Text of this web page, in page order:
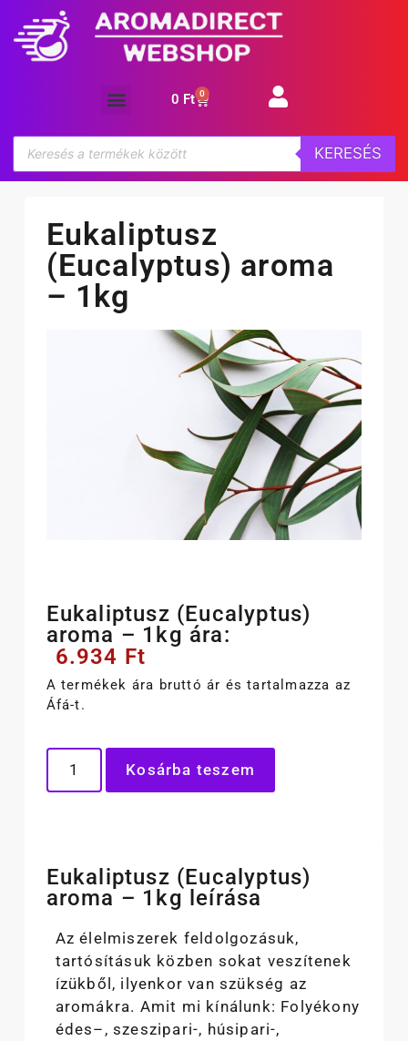
0 Ft 0
KERESÉS
Eukaliptusz
(Eucalyptus) aroma
– 1kg
Eukaliptusz (Eucalyptus)
aroma – 1kg ára:
6.934 Ft
A termékek ára bruttó ár és tartalmazza az
Áfá-t.
Kosárba teszem
Eukaliptusz (Eucalyptus)
aroma – 1kg leírása
Az élelmiszerek feldolgozásuk,
tartósításuk közben sokat veszítenek
ízükből, ilyenkor van szükség az
aromákra. Amit mi kínálunk: Folyékony
édes–, szeszipari-, húsipari-,